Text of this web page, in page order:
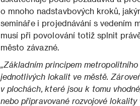
o mnoho nadstavbových kroků,
semináře i projednávání s vedením
musí při povolování totiž splnit
město závazné.
„Základním principem
jednotlivých lokalit ve městě.
v plochách, které jsou k tomu
nebo připravované rozvojové